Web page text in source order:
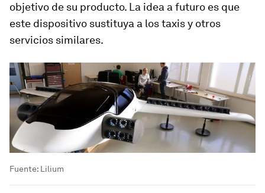
objetivo de su producto. La idea a futuro es que
este dispositivo sustituya a los taxis y otros
servicios similares.
Fuente: Lilium